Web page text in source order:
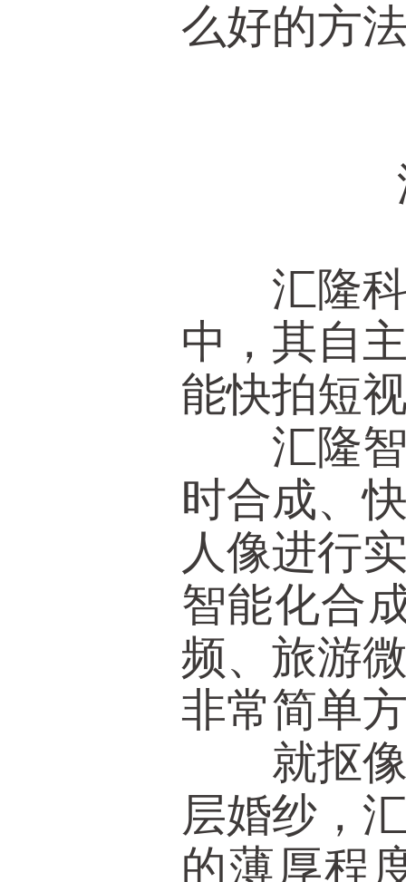
么好的方
汇隆
汇隆科
中，其自
能快拍短
汇隆智
时合成、
人像进行
智能化合
频、旅游
非常简单
就抠像
层婚纱，
的薄厚程